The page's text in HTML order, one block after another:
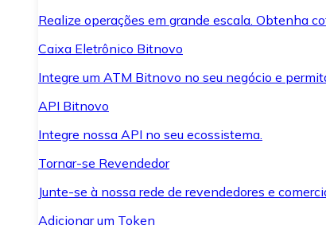
Realize operações em grande escala. Obtenha
Caixa Eletrônico Bitnovo
Integre um ATM Bitnovo no seu negócio e
API Bitnovo
Integre nossa API no seu ecossistema.
Tornar-se Revendedor
Junte-se à nossa rede de revendedores e
Adicionar um Token